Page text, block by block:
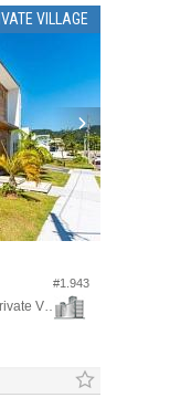
VILLAGE
#1.943
Casa no Condomínio Caledônia Private Village